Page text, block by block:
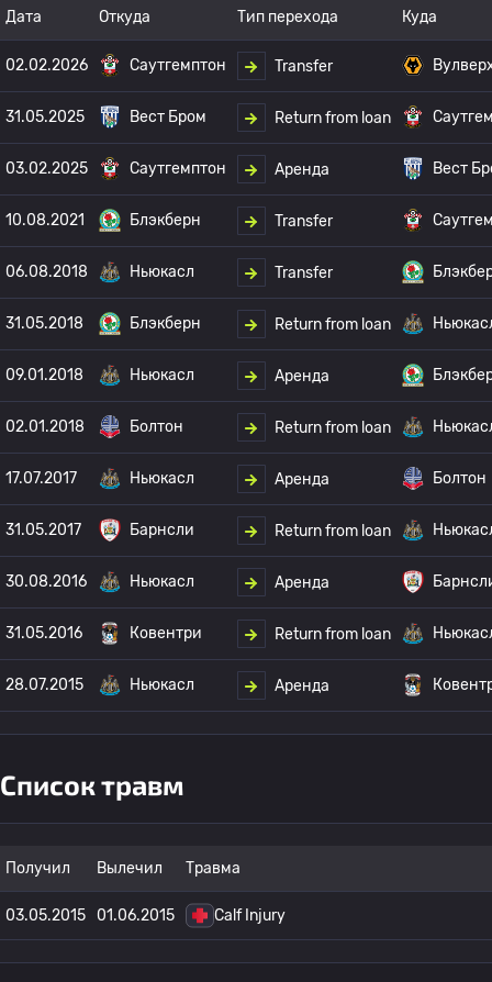
Дата Откуда Тип перехода Куда
02.02.2026 Саутгемптон Transfer
31.05.2025 Вест Бром Return from loan
03.02.2025 Саутгемптон Аренда Вест
10.08.2021 Блэкберн Transfer
06.08.2018 Ньюкасл Transfer
31.05.2018 Блэкберн Return from loan
09.01.2018 Ньюкасл Аренда
02.01.2018 Болтон Return from loan
17.07.2017 Ньюкасл Аренда Болтон
31.05.2017 Барнсли Return from loan
30.08.2016 Ньюкасл Аренда
31.05.2016 Ковентри Return from loan
28.07.2015 Ньюкасл Аренда
Список травм
Получил Вылечил Травма
03.05.2015 01.06.2015 Calf Injury